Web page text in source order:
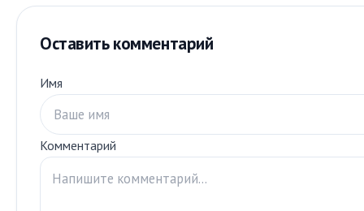
Оставить комментарий
Имя
Комментарий